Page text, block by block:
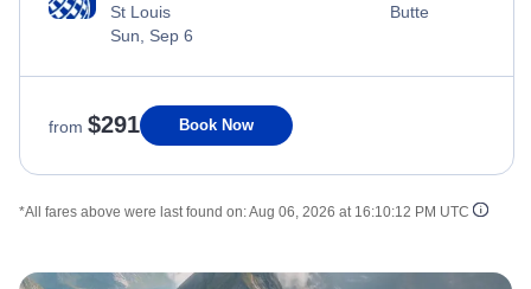
St Louis
Sun, Sep 6
Butte
from $291 Book Now
*All fares above were last found on:Aug 06, 2026 at 16:10:12 PM UTC